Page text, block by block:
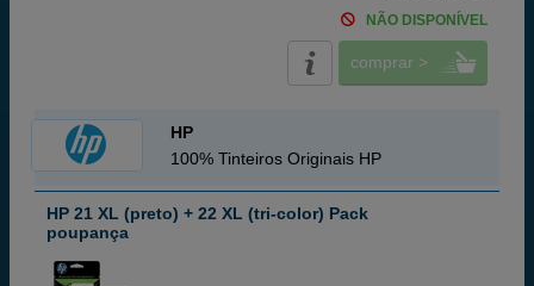
NÃO DISPONÍVEL
comprar >
HP
100% Tinteiros Originais HP
HP 21 XL (preto) + 22 XL (tri-color) Pack
poupança